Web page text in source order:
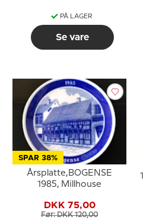
PÅ LAGER
Se vare
SPAR 38%
Årsplatte,BOGENSE
1985, Millhouse
DKK 75,00
Før: DKK 120,00